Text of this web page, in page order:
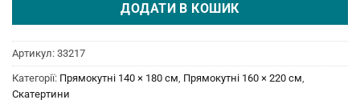
ДОДАТИ В КОШИК
Артикул: 33217
Категорії: Прямокутні 140 × 180 см, Прямокутні 160 × 220 см,
Скатертини